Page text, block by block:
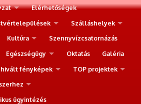
Elérhetőségek
Szálláshelyek
Kultúra
Szennyvízcsatornázás
Egészségügy Oktatás
Galéria
fényképek
TOP projektek
ügyintézés